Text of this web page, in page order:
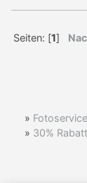
Seiten: [1]
» Fotoservice
» 30%